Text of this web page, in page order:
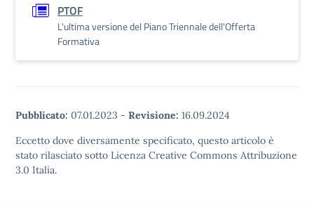
PTOF
L'ultima versione del Piano Triennale dell'Offerta
Formativa
Pubblicato: 07.01.2023 - Revisione: 16.09.2024
Eccetto dove diversamente specificato, questo articolo è
stato rilasciato sotto Licenza Creative Commons Attribuzione
3.0 Italia.